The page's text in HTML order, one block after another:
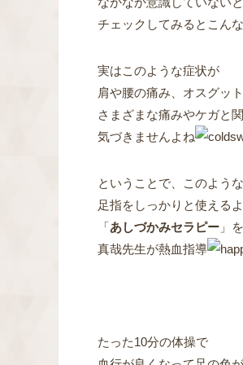
チェックしてみるとこん
実はこのような症状が
肩や腰の痛み、オスグッ
さまざまな痛みやケガと
気づきませんよね
ということで、このよう
足指をしっかりと使える
「あしづかみセラピー 」を
真哉先生が熱血指導
たった10分の体操で